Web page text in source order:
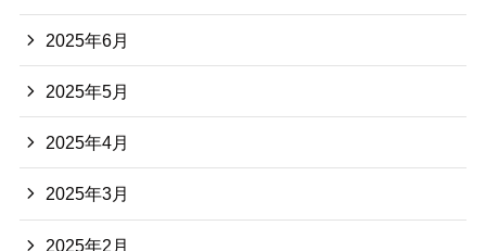
2025年6月
2025年5月
2025年4月
2025年3月
2025年2月